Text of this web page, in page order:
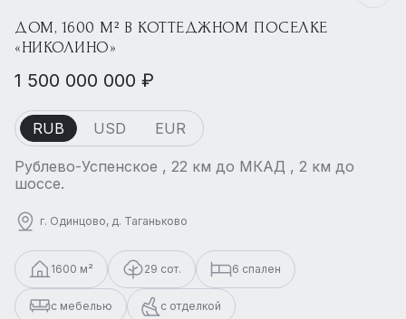
ДОМ, 1600 М² В КОТТЕДЖНОМ ПОСЕЛКЕ
«НИКОЛИНО»
1 500 000 000 ₽
RUB USD EUR
Рублево-Успенское , 22 км до МКАД , 2 км до
шоссе.
г. Одинцово, д. Таганьково
1600 м² 29 сот. 6 спален
с мебелью с отделкой